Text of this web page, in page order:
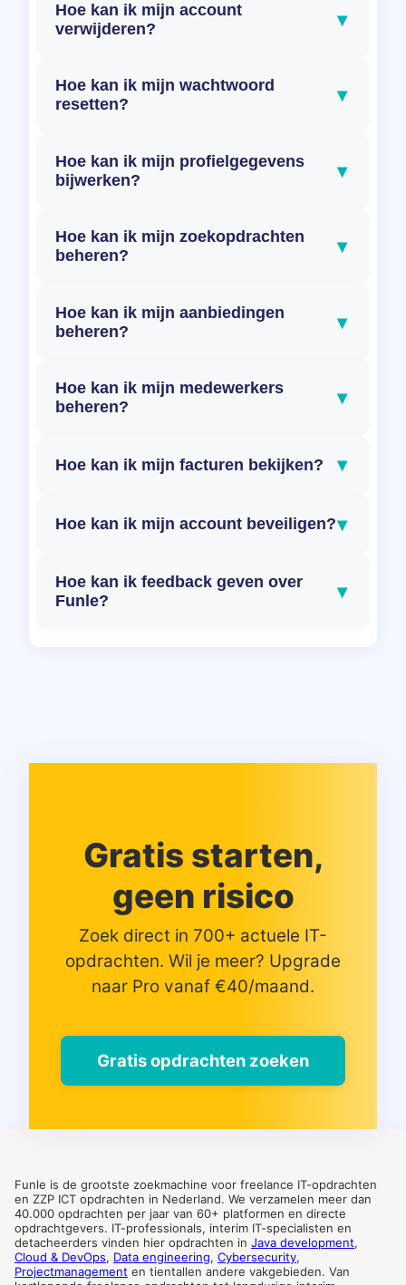
Hoe kan ik mijn account
verwijderen?
▾
Hoe kan ik mijn wachtwoord
resetten?
▾
Hoe kan ik mijn profielgegevens
bijwerken?
▾
Hoe kan ik mijn zoekopdrachten
beheren?
▾
Hoe kan ik mijn aanbiedingen
beheren?
▾
Hoe kan ik mijn medewerkers
beheren?
▾
Hoe kan ik mijn facturen bekijken? ▾
Hoe kan ik mijn account beveiligen?▾
Hoe kan ik feedback geven over
Funle?
▾
Gratis starten,
geen risico
Zoek direct in 700+ actuele IT-
opdrachten. Wil je meer? Upgrade
naar Pro vanaf €40/maand.
Gratis opdrachten zoeken
Funle is de grootste zoekmachine voor freelance IT-opdrachten
en ZZP ICT opdrachten in Nederland. We verzamelen meer dan
40.000 opdrachten per jaar van 60+ platformen en directe
opdrachtgevers. IT-professionals, interim IT-specialisten en
detacheerders vinden hier opdrachten in Java development,
Cloud & DevOps, Data engineering, Cybersecurity,
Projectmanagement en tientallen andere vakgebieden. Van